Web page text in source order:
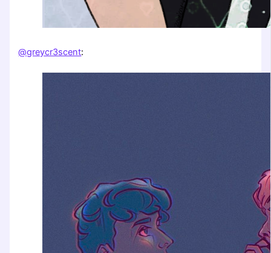
@greycr3scent: